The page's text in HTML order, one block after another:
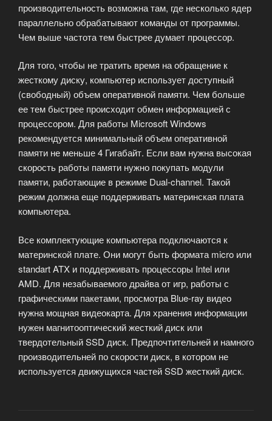
производительность возможна там, где несколько ядер
параллельно обрабатывают команды от программы.
Чем выше частота тем быстрее думает процессор.
Для того, чтобы не тратить время на обращение к
жесткому диску, компьютер использует доступный
(свободный) объем оперативной памяти. Чем больше
ее тем быстрее происходит обмен информацией с
процессором. Для работы Microsoft Windows
рекомендуется минимальный объем оперативной
памяти не меньше 4 Гигабайт. Если вам нужна высокая
скорость работы памяти нужно покупать модули
памяти, работающие в режиме Dual-channel. Такой
режим должна еще поддерживать материнская плата
компьютера.
Все комплектующие компьютера подключаются к
материнской плате. Они могут быть формата micro или
standart ATX и поддерживать процессоры Intel или
AMD. Для незабываемого драйва от игр, работы с
графическими пакетами, просмотра Blue-ray видео
нужна мощная видеокарта. Для хранения информации
нужен магнитооптический жесткий диск или
твердотельный SSD диск. Предпочтительней и намного
производительней по скорости диск, в котором не
используется движущихся частей SSD жесткий диск.